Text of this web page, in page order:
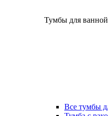
Тумбы для ванной
Все тумбы